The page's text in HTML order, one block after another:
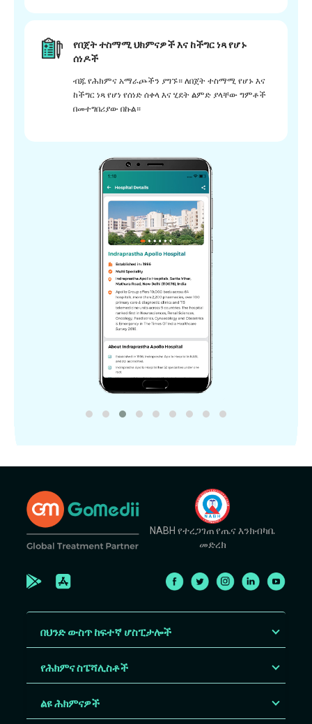
የበጀት ተስማሚ ህክምናዎች እና ከችግር ነጻ የሆኑ
ሰነዶች
ብጁ የሕክምና አማራጮችን ያግኙ። ለበጀት ተስማሚ የሆኑ እና
ከችግር ነጻ የሆነ የሰነድ ሰቀላ እና ሂደት ልምድ ያላቸው ግምቶች
በመተግበሪያው በኩል።
NABH የተረጋገጠ የጤና እንክብካቤ
መድረክ
በህንድ ውስጥ ከፍተኛ ሆስፒታሎች
የሕክምና ስፔሻሊስቶች
ልዩ ሕክምናዎች